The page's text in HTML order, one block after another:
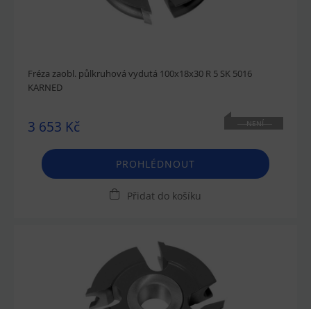
Fréza zaobl. půlkruhová vydutá 100x18x30 R 5 SK 5016
KARNED
3 653 Kč
NENÍ
PROHLÉDNOUT
Přidat do košíku